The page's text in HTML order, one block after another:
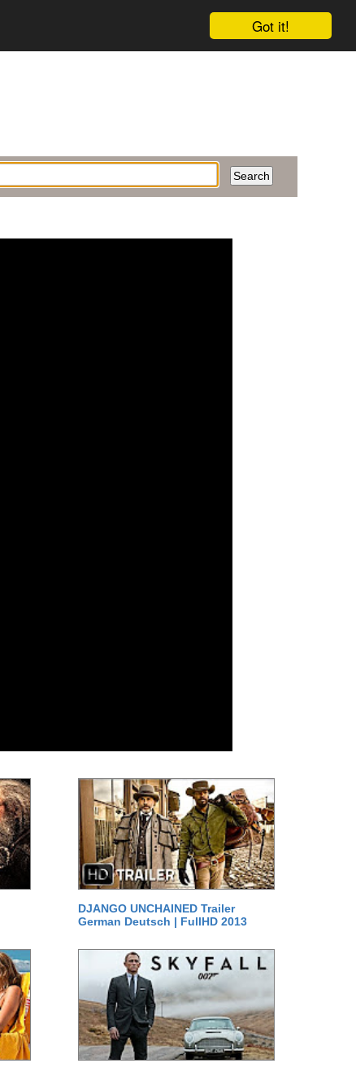
Got it!
DJANGO UNCHAINED Trailer
German Deutsch | FullHD 2013